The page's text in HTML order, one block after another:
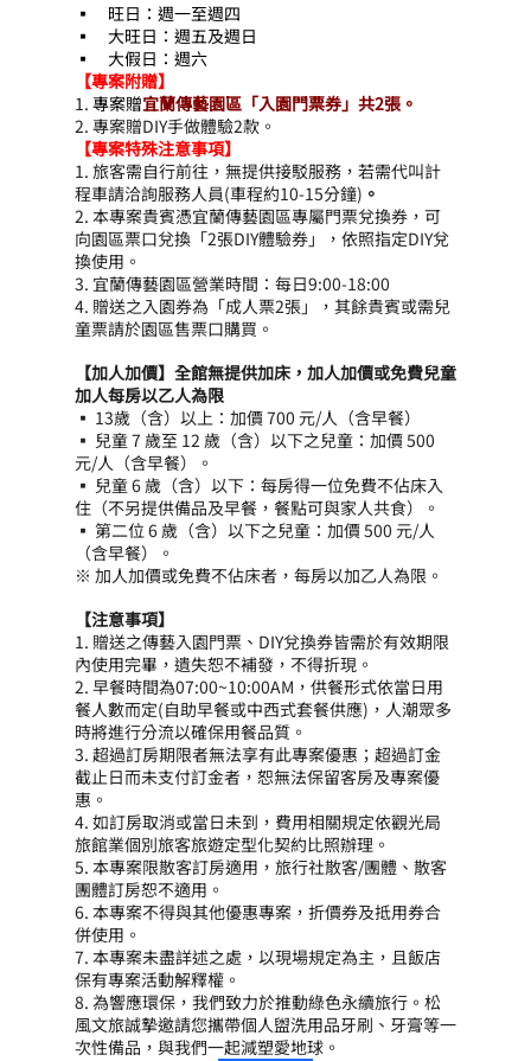
▪　旺日：週一至週四
▪　大旺日：週五及週日
▪　大假日：週六
【專案附贈】
1. 專案贈宜蘭傳藝園區「入園門票券」共2張。
2. 專案贈DIY手做體驗2款。
【專案特殊注意事項】
1. 旅客需自行前往，無提供接駁服務，若需代叫計
程車請洽詢服務人員(車程約10-15分鐘) 。
2. 本專案貴賓憑宜蘭傳藝園區專屬門票兌換券，可
向園區票口兌換「2張DIY體驗券」，依照指定DIY兌
換使用。
3. 宜蘭傳藝園區營業時間：每日9:00-18:00
4. 贈送之入園券為「成人票2張」，其餘貴賓或需兒
童票請於園區售票口購買。
【加人加價】全館無提供加床，加人加價或免費兒童
加人每房以乙人為限
▪ 13歲（含）以上：加價 700 元/人（含早餐）
▪ 兒童 7 歲至 12 歲（含）以下之兒童：加價 500
元/人（含早餐）。
▪ 兒童 6 歲（含）以下：每房得一位免費不佔床入
住（不另提供備品及早餐，餐點可與家人共食）。
▪ 第二位 6 歲（含）以下之兒童：加價 500 元/人
（含早餐）。
※ 加人加價或免費不佔床者，每房以加乙人為限。
【注意事項】
1. 贈送之傳藝入園門票、DIY兌換券皆需於有效期限
內使用完畢，遺失恕不補發，不得折現。
2. 早餐時間為07:00~10:00AM，供餐形式依當日用
餐人數而定(自助早餐或中西式套餐供應)，人潮眾多
時將進行分流以確保用餐品質。
3. 超過訂房期限者無法享有此專案優惠；超過訂金
截止日而未支付訂金者，恕無法保留客房及專案優
惠。
4. 如訂房取消或當日未到，費用相關規定依觀光局
旅館業個別旅客旅遊定型化契約比照辦理。
5. 本專案限散客訂房適用，旅行社散客/團體、散客
團體訂房恕不適用。
6. 本專案不得與其他優惠專案，折價券及抵用券合
併使用。
7. 本專案未盡詳述之處，以現場規定為主，且飯店
保有專案活動解釋權。
8. 為響應環保，我們致力於推動綠色永續旅行。松
風文旅誠摯邀請您攜帶個人盥洗用品牙刷、牙膏等一
次性備品，與我們一起減塑愛地球。